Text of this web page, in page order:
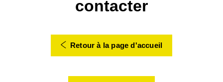
contacter
Retour à la page d'accueil